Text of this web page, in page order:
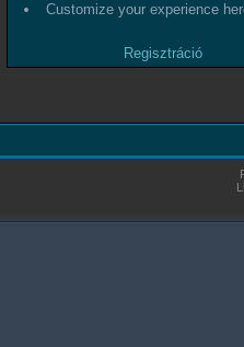
Customize your experience
Regisztráció